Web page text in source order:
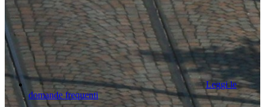
Leggi le
domande frequenti